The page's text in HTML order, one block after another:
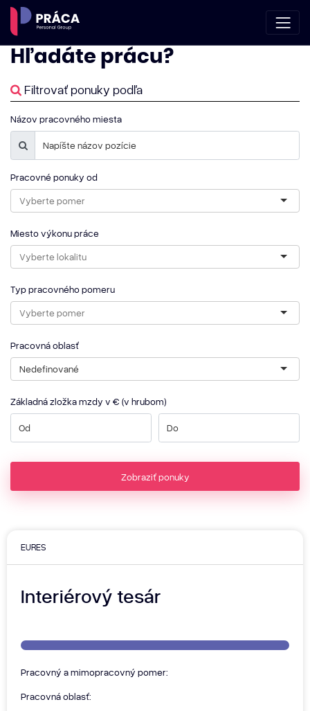
Hľadáte prácu?
Filtrovať ponuky podľa
Názov pracovného miesta
Pracovné ponuky od
Miesto výkonu práce
Typ pracovného pomeru
Pracovná oblasť
Nedefinované
Základná zložka mzdy v € (v hrubom)
Zobraziť ponuky
EURES
Interiérový tesár
Pracovný a mimopracovný pomer:
Pracovná oblasť: